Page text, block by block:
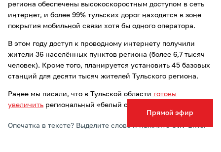
Прямой эфир
региона обеспечены высокоскоростным доступом в сеть
интернет, и более 99% тульских дорог находятся в зоне
покрытия мобильной связи хотя бы одного оператора.
В этом году доступ к проводному интернету получили
жители 36 населённых пунктов региона (более 6,7 тысяч
человек). Кроме того, планируется установить 45 базовых
станций для десяти тысяч жителей Тульского региона.
Ранее мы писали, что в Тульской области готовы
увеличить региональный «белый список» связи.
Опечатка в тексте? Выделите слово и нажмите Ctrl+Enter